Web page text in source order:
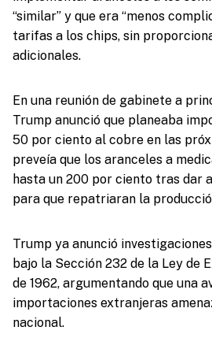
“similar” y que era “menos
tarifas a los chips, sin
adicionales.
En una reunión de gabinete a
Trump anunció que planeaba
50 por ciento al cobre en las
preveía que los aranceles a
hasta un 200 por ciento tras dar
para que repatriaran la
Trump ya anunció
bajo la Sección 232 de la Ley de
de 1962, argumentando que una
importaciones extranjeras
nacional.